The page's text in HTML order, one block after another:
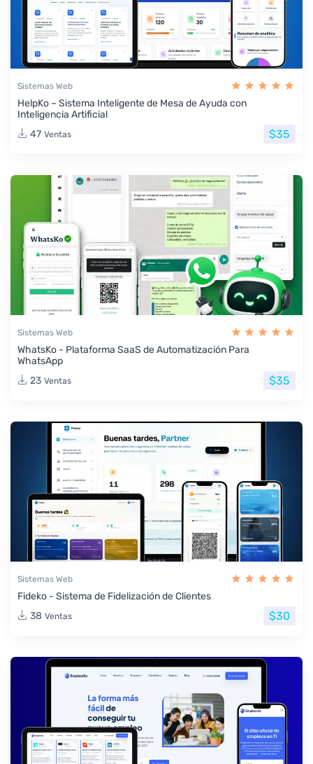
Sistemas Web
HelpKo – Sistema Inteligente de Mesa de Ayuda con
Inteligencia Artificial
47 Ventas $35
Sistemas Web
WhatsKo - Plataforma SaaS de Automatización Para
WhatsApp
23 Ventas $35
Sistemas Web
Fideko - Sistema de Fidelización de Clientes
38 Ventas $30